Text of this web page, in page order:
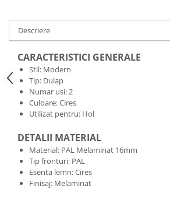
Descriere
CARACTERISTICI GENERALE
Stil: Modern
Tip: Dulap
Numar usi: 2
Culoare: Cires
Utilizat pentru: Hol
DETALII MATERIAL
Material: PAL Melaminat 16mm
Tip fronturi: PAL
Esenta lemn: Cires
Finisaj: Melaminat